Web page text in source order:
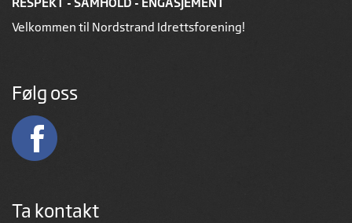
Velkommen til Nordstrand Idrettsforening!
Følg oss
Ta kontakt